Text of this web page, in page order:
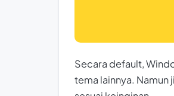
Secara default,
tema lainnya. Namun